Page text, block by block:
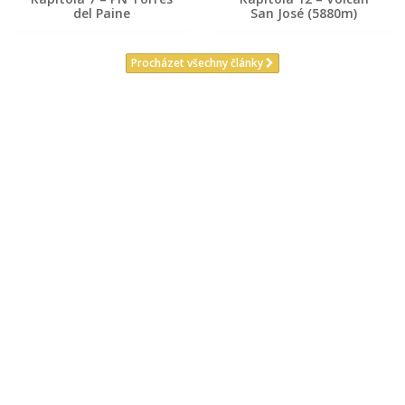
del Paine
San José (5880m)
Procházet všechny články